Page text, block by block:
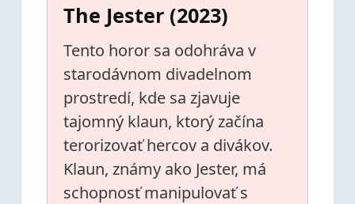
The Jester (2023)
Tento horor sa odohráva v
starodávnom divadelnom
prostredí, kde sa zjavuje
tajomný klaun, ktorý začína
terorizovať hercov a divákov.
Klaun, známy ako Jester, má
schopnosť manipulovať s